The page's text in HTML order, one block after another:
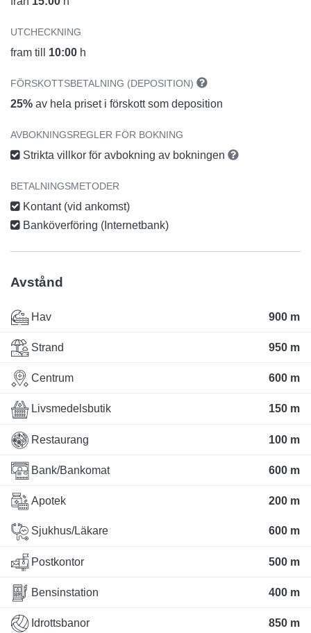
UTCHECKNING
fram till 10:00 h
FÖRSKOTTSBETALNING (DEPOSITION)
25% av hela priset i förskott som deposition
AVBOKNINGSREGLER FÖR BOKNING
Strikta villkor för avbokning av bokningen
BETALNINGSMETODER
Kontant (vid ankomst)
Banköverföring (Internetbank)
Avstånd
Hav 900 m
Strand 950 m
Centrum 600 m
Livsmedelsbutik 150 m
Restaurang 100 m
Bank/Bankomat 600 m
Apotek 200 m
Sjukhus/Läkare 600 m
Postkontor 500 m
Bensinstation 400 m
Idrottsbanor 850 m